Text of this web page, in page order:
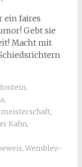
ein faires
Gebt sie
Macht mit
,
,
,
Kahn,
, Wembley-